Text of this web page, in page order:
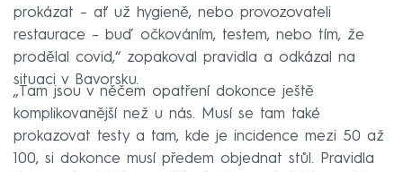
prokázat – ať už hygieně, nebo provozovateli
restaurace – buď očkováním, testem, nebo tím, že
prodělal covid,“ zopakoval pravidla a odkázal na
situaci v Bavorsku.
„Tam jsou v něčem opatření dokonce ještě
komplikovanější než u nás. Musí se tam také
prokazovat testy a tam, kde je incidence mezi 50 až
100, si dokonce musí předem objednat stůl. Pravidla